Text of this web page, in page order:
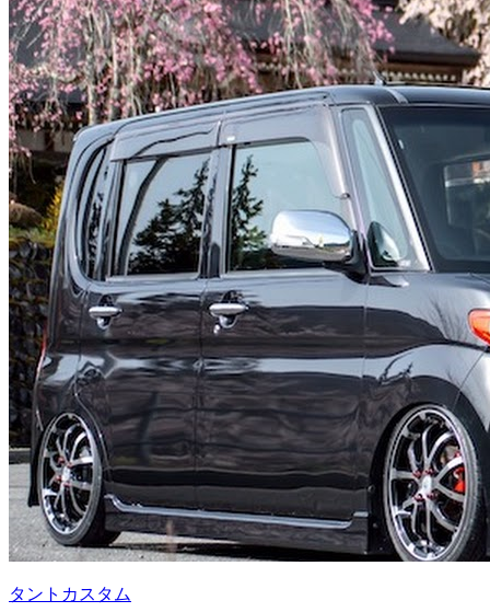
タントカスタム